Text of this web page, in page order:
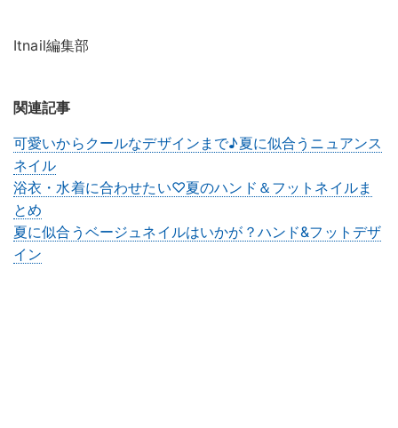
Itnail編集部
関連記事
可愛いからクールなデザインまで♪夏に似合うニュアンス
ネイル
浴衣・水着に合わせたい♡夏のハンド＆フットネイルま
とめ
夏に似合うベージュネイルはいかが？ハンド&フットデザ
イン